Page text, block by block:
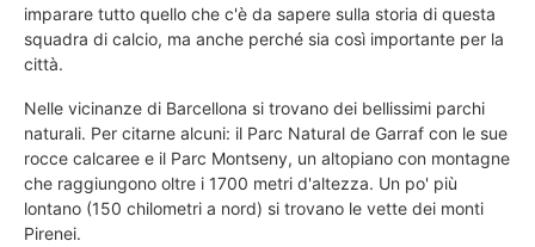
imparare tutto quello che c'è da sapere sulla storia di questa
squadra di calcio, ma anche perché sia così importante per la
città.
Nelle vicinanze di Barcellona si trovano dei bellissimi parchi
naturali. Per citarne alcuni: il Parc Natural de Garraf con le sue
rocce calcaree e il Parc Montseny, un altopiano con montagne
che raggiungono oltre i 1700 metri d'altezza. Un po' più
lontano (150 chilometri a nord) si trovano le vette dei monti
Pirenei.